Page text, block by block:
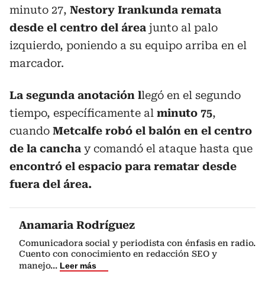
minuto 27, Nestory Irankunda remata
desde el centro del área junto al palo
izquierdo, poniendo a su equipo arriba en el
marcador.
La segunda anotación llegó en el segundo
tiempo, específicamente al minuto 75,
cuando Metcalfe robó el balón en el centro
de la cancha y comandó el ataque hasta que
encontró el espacio para rematar desde
fuera del área.
Anamaria Rodríguez
Comunicadora social y periodista con énfasis en radio.
Cuento con conocimiento en redacción SEO y
manejo... Leer más